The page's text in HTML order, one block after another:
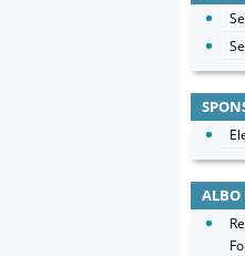
ALBO